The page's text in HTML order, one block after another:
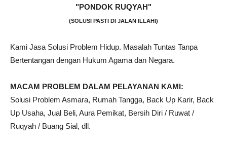
"PONDOK RUQYAH"
(SOLUSI PASTI DI JALAN ILLAHI)
Kami Jasa Solusi Problem Hidup. Masalah Tuntas Tanpa
Bertentangan dengan Hukum Agama dan Negara.
MACAM PROBLEM DALAM PELAYANAN KAMI:
Solusi Problem Asmara, Rumah Tangga, Back Up Karir, Back
Up Usaha, Jual Beli, Aura Pemikat, Bersih Diri / Ruwat /
Ruqyah / Buang Sial, dll.